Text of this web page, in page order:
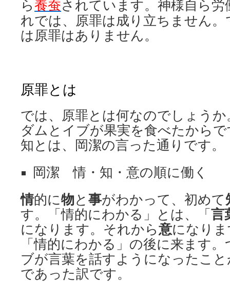
ら養蚕されています。神様自ら
れでは、原罪は成り立ちません
は原罪はありません。
原罪とは
では、原罪とは何なのでしょう
ダムとイブが果実を食べたから
知とは、岡潔の言った通りです。
岡潔 情・知・意の順に働く
情的に物と 事がわかって、初めて
す。「情的にわかる」とは、「 言
になります。それから意になり
「情的にわかる」の後に来ます
ブが言葉を話すようになったこ
であった訳です。